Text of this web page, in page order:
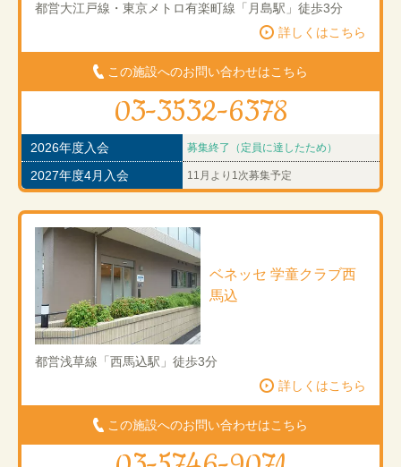
都営大江戸線・東京メトロ有楽町線「月島駅」徒歩3分
詳しくはこちら
この施設へのお問い合わせはこちら
03-3532-6378
2026年度入会 募集終了（定員に達したため）
2027年度4月入会 11月より1次募集予定
ベネッセ 学童クラブ西
馬込
都営浅草線「西馬込駅」徒歩3分
詳しくはこちら
この施設へのお問い合わせはこちら